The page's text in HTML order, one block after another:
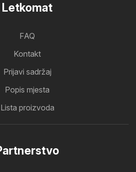
Letkomat
FAQ
Kontakt
Prijavi sadržaj
Popis mjesta
Lista proizvoda